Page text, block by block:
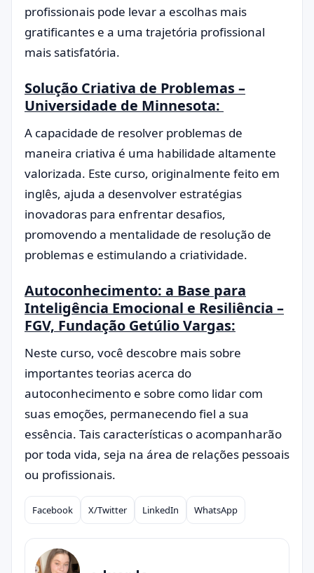
profissionais pode levar a escolhas mais
gratificantes e a uma trajetória profissional
mais satisfatória.
Solução Criativa de Problemas –
Universidade de Minnesota:
A capacidade de resolver problemas de
maneira criativa é uma habilidade altamente
valorizada. Este curso, originalmente feito em
inglês, ajuda a desenvolver estratégias
inovadoras para enfrentar desafios,
promovendo a mentalidade de resolução de
problemas e estimulando a criatividade.
Autoconhecimento: a Base para
Inteligência Emocional e Resiliência –
FGV, Fundação Getúlio Vargas:
Neste curso, você descobre mais sobre
importantes teorias acerca do
autoconhecimento e sobre como lidar com
suas emoções, permanecendo fiel a sua
essência. Tais características o acompanharão
por toda vida, seja na área de relações pessoais
ou profissionais.
Compartilhar
Facebook X/Twitter LinkedIn WhatsApp